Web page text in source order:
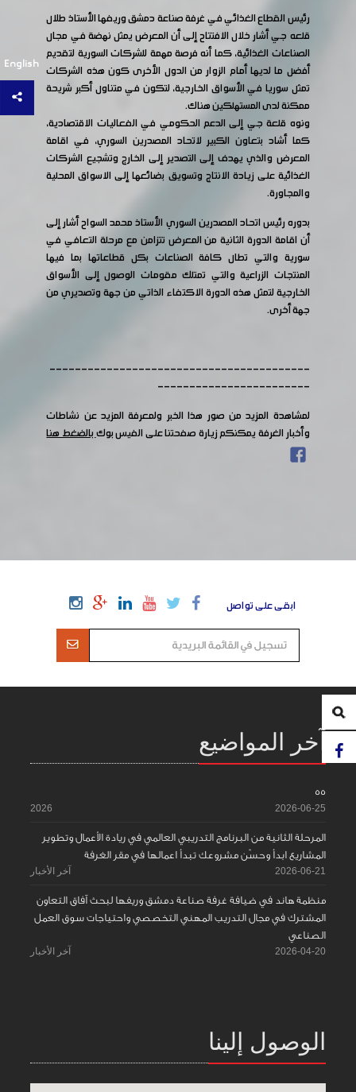
English
رئيس القطاع الغذائي في غرفة صناعة دمشق وريفها الأستاذ طلال
قلعه جي أشار خلال الافتتاح إلى أن المعرض يمثل نهضة في مجال
الصناعات الغذائية، كما أنه فرصة مهمة للشركات السورية لتقديم
أفضل ما لديها أمام الزوار من الدول الأخرى كون هذه الشركات
تمثل سوريا في الأسواق الخارجية، لتكون في متناول أكبر شريحة
ممكنة لدى المستهلكين هناك.
ونوه قلعة جي إلى الدعم الحكومي في الفعاليات الاقتصادية،
كما أشاد بتعاون الكبير لاتحاد المصدرين السوري، في اقامة
المعرض والذي يهدف إلى التصدير إلى الخارج وتشجيع الشركات
الغذائية على زيادة الانتاج وتسويق بضائعها إلى الاسواق المحلية
والمجاورة.
بدوره رئيس اتحاد المصدرين السوري الأستاذ محمد السواح أشار إلى
أن اقامة الدورة الثانية من المعرض تتزامن مع مرحلة التعافي في
سورية والتي تطال كافة الصناعات بكل قطاعاتها بما فيها
المنتجات الزراعية والتي تمتلك مقومات الوصول إلى الأسواق
الخارجية لتمثل هذه الدورة الاكتفاء الذاتي من جهة وتصديري من
جهة أخرى.
-----------------------------------------
------------------------
لمشاهدة المزيد من صور هذا الخبر ولمعرفة المزيد عن نشاطات
وأخبار الغرفة يمكنكم زيارة صفحتنا على الفيس بوكبالضغط هنا
ابقى على تواصل
آخر المواضيع
55
2026-06-25
2026
المرحلة الثانية من البرنامج التدريبي العالمي في ريادة الأعمال وتطوير
المشاريع ابدأ وحسّن مشروعك تبدأ اعمالها في مقر الغرفة
2026-06-21 آخر الأخبار
منظمة هاند في ضيافة غرفة صناعة دمشق وريفها لبحث آفاق التعاون
المشترك في مجال التدريب المهني التخصصي واحتياجات سوق العمل
الصناعي
2026-04-20 آخر الأخبار
الوصول إلينا